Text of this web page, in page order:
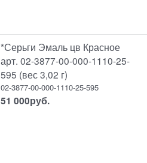
*Серьги Эмаль цв Красное
арт. 02-3877-00-000-1110-25-
595 (вес 3,02 г)
02-3877-00-000-1110-25-595
51 000руб.